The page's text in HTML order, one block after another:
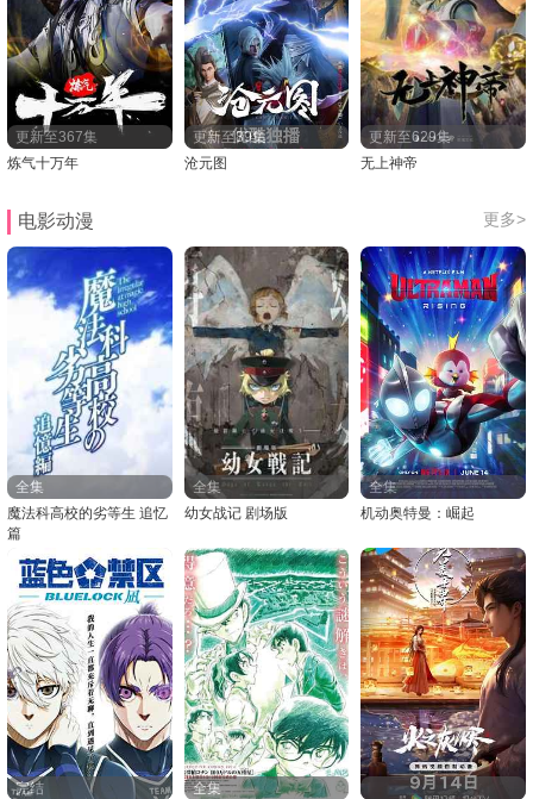
更新至367集
炼气十万年
更新至89集
沧元图
更新至629集
无上神帝
电影动漫 更多>
全集
魔法科高校的劣等生 追忆
篇
全集
幼女战记 剧场版
全集
机动奥特曼：崛起
完结 全集